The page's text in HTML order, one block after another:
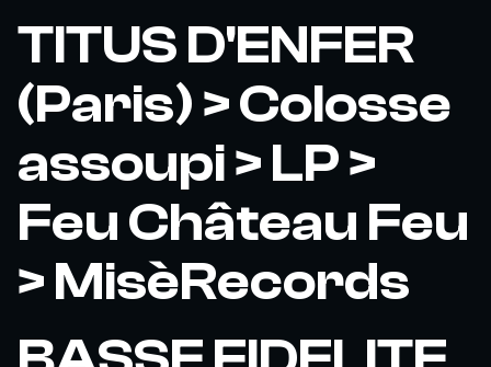
TITUS D'ENFER
(Paris) > Colosse
assoupi > LP >
Feu Château Feu
> MisèRecords